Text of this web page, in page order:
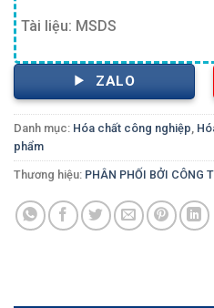
Tài liệu: MSDS
ZALO
Danh mục: Hóa chất công nghiệp,
phẩm
Thương hiệu: PHÂN PHỐI BỞI CÔNG